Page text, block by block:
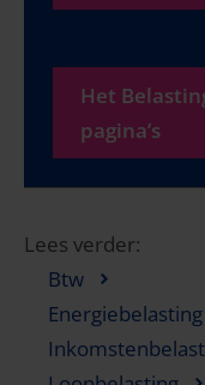
Het
pagina’s
Lees verder:
Btw